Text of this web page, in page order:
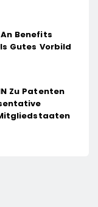
Benefits
Gutes Vorbild
Zu Patenten